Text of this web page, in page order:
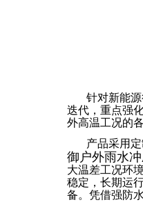
针对新能
迭代，重点强
外高温工况的
产品采用
御户外雨水
大温差工况环
稳定，长期运
备。凭借强防